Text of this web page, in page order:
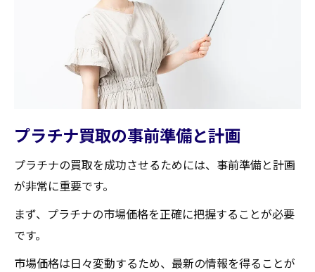
プラチナ買取の事前準備と計画
プラチナの買取を成功させるためには、事前準備と計画
が非常に重要です。
まず、プラチナの市場価格を正確に把握することが必要
です。
市場価格は日々変動するため、最新の情報を得ることが